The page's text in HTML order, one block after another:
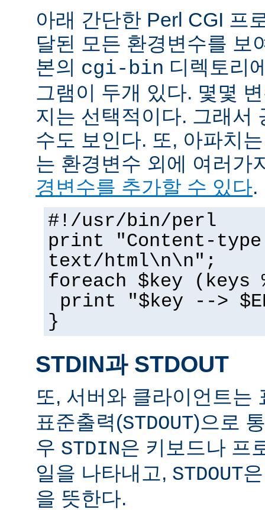
아래 간단한 Perl CGI 프
달된 모든 환경변수를 보
본의 cgi-bin 디렉토리
그램이 두개 있다. 몇몇
지는 선택적이다. 그래서
수도 보인다. 또, 아파치
는 환경변수 외에 여러가
경변수를 추가할 수 있다.
#!/usr/bin/perl
print "Content-
text/html\n\n";
foreach $key (keys
print "$key -->
}
STDIN과 STDOUT
또, 서버와 클라이언트는
표준출력(STDOUT)으로
우 STDIN은 키보드나 프
일을 나타내고, STDOUT
을 뜻한다.